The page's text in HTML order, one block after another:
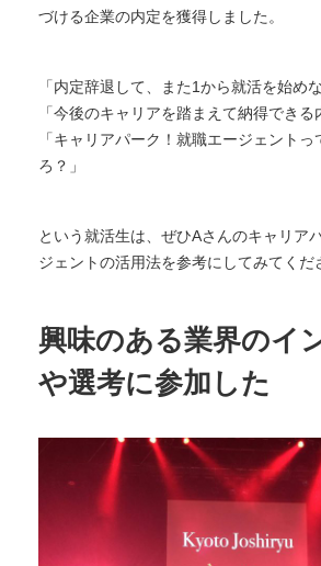
づける企業の内定を獲得しました。
「内定辞退して、また1から就活を始め
「今後のキャリアを踏まえて納得できる
「キャリアパーク！就職エージェントっ
ろ？」
という就活生は、ぜひAさんのキャリア
ジェントの活用法を参考にしてみてくだ
興味のある業界のイ
や選考に参加した